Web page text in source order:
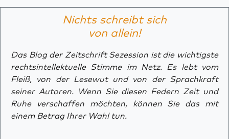
Nichts schreibt sich
von allein!
Das Blog der Zeitschrift Sezession ist die wichtigste
rechtsintellektuelle Stimme im Netz. Es lebt vom
Fleiß, von der Lesewut und von der Sprachkraft
seiner Autoren. Wenn Sie diesen Federn Zeit und
Ruhe verschaffen möchten, können Sie das mit
einem Betrag Ihrer Wahl tun.